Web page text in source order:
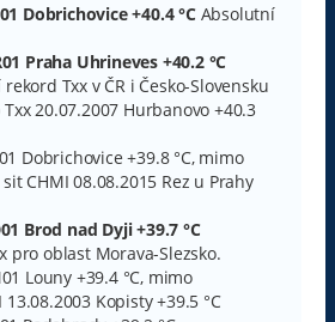
Dobrichovice +40.4 °CAbsolutní
Praha Uhrineves +40.2 °C
Txx v ČR i Česko-Slovensku
20.07.2007 Hurbanovo +40.3
Dobrichovice +39.8 °C, mimo
CHMI 08.08.2015 Rez u Prahy
Brod nad Dyji +39.7 °C
pro oblast Morava-Slezsko.
Louny +39.4 °C, mimo
Kopisty +39.5 °C